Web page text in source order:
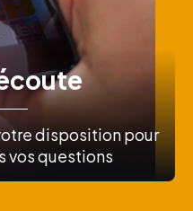
disposition pour
vos questions